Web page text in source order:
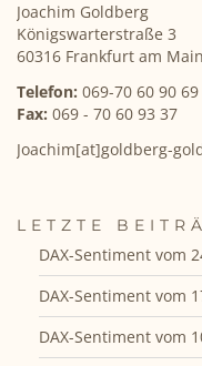
Joachim Goldberg
Königswarterstraße 3
60316 Frankfurt am Main
Telefon: 069-70 60 90 69
Fax: 069 - 70 60 93 37
Joachim[at]goldberg-
LETZTE
DAX-Sentiment vom
DAX-Sentiment vom
DAX-Sentiment vom